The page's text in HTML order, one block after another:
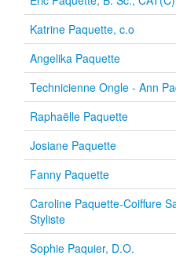
Katrine Paquette, c.o
Angelika Paquette
Technicienne Ongle - Ann
Raphaëlle Paquette
Josiane Paquette
Fanny Paquette
Caroline Paquette-Coiffure
Styliste
Sophie Paquier, D.O.